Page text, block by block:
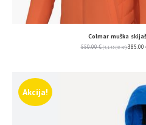
Colmar muška
550.00€ (4,143.98 kn) 385.00
Akcija!